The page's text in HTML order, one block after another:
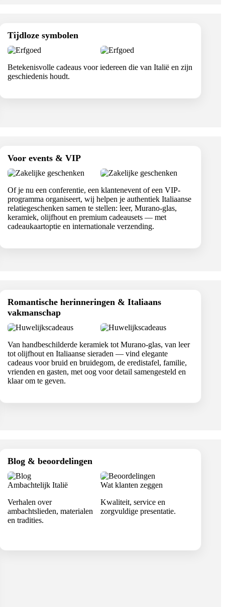
Tijdloze symbolen
Betekenisvolle cadeaus voor iedereen die van Italië en zijn
geschiedenis houdt.
Voor events & VIP
Of je nu een conferentie, een klantenevent of een VIP-
programma organiseert, wij helpen je authentiek Italiaanse
relatiegeschenken samen te stellen: leer, Murano-glas,
keramiek, olijfhout en premium cadeausets — met
cadeaukaartoptie en internationale verzending.
Romantische herinneringen & Italiaans
vakmanschap
Van handbeschilderde keramiek tot Murano-glas, van leer
tot olijfhout en Italiaanse sieraden — vind elegante
cadeaus voor bruid en bruidegom, de eredistafel, familie,
vrienden en gasten, met oog voor detail samengesteld en
klaar om te geven.
Blog & beoordelingen
Ambachtelijk Italië
Verhalen over
ambachtslieden, materialen
en tradities.
Wat klanten zeggen
Kwaliteit, service en
zorgvuldige presentatie.